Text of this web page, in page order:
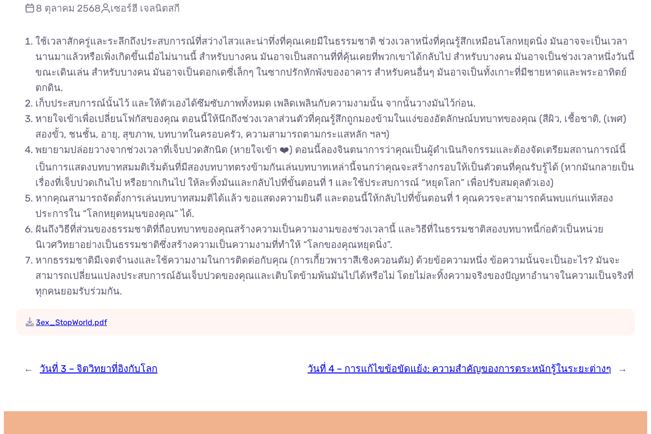
8 ตุลาคม 2568 เซอร์ฮี เจลนิตสกี
ใช้เวลาสักครู่และระลึกถึงประสบการณ์ที่สว่างไสวและน่าทึ่งที่คุณเคยมีในธรรมชาติ ช่วงเวลาหนึ่งที่คุณรู้สึกเหมือนโลกหยุดนิ่ง มันอาจจะเป็นเวลา
นานมาแล้วหรือเพิ่งเกิดขึ้นเมื่อไม่นานนี้ สำหรับบางคน มันอาจเป็นสถานที่ที่คุ้นเคยที่พวกเขาได้กลับไป สำหรับบางคน มันอาจเป็นช่วงเวลาหนึ่งวันนี้
ขณะเดินเล่น สำหรับบางคน มันอาจเป็นดอกเดซี่เล็กๆ ในซากปรักหักพังของอาคาร สำหรับคนอื่นๆ มันอาจเป็นทั้งเกาะที่มีชายหาดและพระอาทิตย์
ตกดิน.
เก็บประสบการณ์นั้นไว้ และให้ตัวเองได้ซึมซับภาพทั้งหมด เพลิดเพลินกับความงามนั้น จากนั้นวางมันไว้ก่อน.
หายใจเข้าเพื่อเปลี่ยนโฟกัสของคุณ ตอนนี้ให้นึกถึงช่วงเวลาส่วนตัวที่คุณรู้สึกถูกมองข้ามในแง่ของอัตลักษณ์บทบาทของคุณ (สีผิว, เชื้อชาติ, (เพศ)
สองขั้ว, ชนชั้น, อายุ, สุขภาพ, บทบาทในครอบครัว, ความสามารถตามกระแสหลัก ฯลฯ)
พยายามปล่อยวางจากช่วงเวลาที่เจ็บปวดสักนิด (หายใจเข้า ❤️) ตอนนี้ลองจินตนาการว่าคุณเป็นผู้ดำเนินกิจกรรมและต้องจัดเตรียมสถานการณ์นี้
เป็นการแสดงบทบาทสมมติเริ่มต้นที่มีสองบทบาทตรงข้ามกันเล่นบทบาทเหล่านี้จนกว่าคุณจะสร้างกรอบให้เป็นตัวตนที่คุณรับรู้ได้ (หากมันกลายเป็น
เรื่องที่เจ็บปวดเกินไป หรือยากเกินไป ให้ละทิ้งมันและกลับไปที่ขั้นตอนที่ 1 และใช้ประสบการณ์ “หยุดโลก” เพื่อปรับสมดุลตัวเอง)
หากคุณสามารถจัดตั้งการเล่นบทบาทสมมติได้แล้ว ขอแสดงความยินดี และตอนนี้ให้กลับไปที่ขั้นตอนที่ 1 คุณควรจะสามารถค้นพบแก่นแท้สอง
ประการใน “โลกหยุดหมุนของคุณ” ได้.
ฝันถึงวิธีที่ส่วนของธรรมชาติที่ถือบทบาทของคุณสร้างความเป็นความงามของช่วงเวลานี้ และวิธีที่ในธรรมชาติสองบทบาทนี้ก่อตัวเป็นหน่วย
นิเวศวิทยาอย่างเป็นธรรมชาติซึ่งสร้างความเป็นความงามที่ทำให้ “โลกของคุณหยุดนิ่ง”.
หากธรรมชาติมีเจตจำนงและใช้ความงามในการติดต่อกับคุณ (การเกี้ยวพาราสีเชิงควอนตัม) ด้วยข้อความหนึ่ง ข้อความนั้นจะเป็นอะไร? มันจะ
สามารถเปลี่ยนแปลงประสบการณ์อันเจ็บปวดของคุณและเติบโตข้ามพ้นมันไปได้หรือไม่ โดยไม่ละทิ้งความจริงของปัญหาอำนาจในความเป็นจริงที่
ทุกคนยอมรับร่วมกัน.
3ex_StopWorld.pdf
← วันที่ 3 – จิตวิทยาที่อิงกับโลก วันที่ 4 – การแก้ไขข้อขัดแย้ง: ความสำคัญของการตระหนักรู้ในระยะต่างๆ →